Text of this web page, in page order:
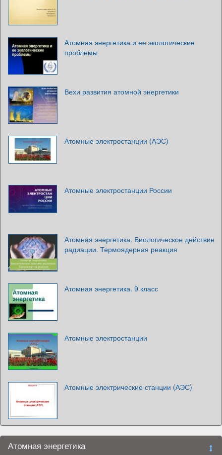
Атомная энергетика и ее экологические
проблемы
Вехи развития атомной энергетики
Атомные электростанции (АЭС)
Атомные электростанции России
Атомная энергетика. Биологическое действие
радиации. Термоядерная реакция
Атомная энергетика. 9 класс
Атомные электростанции
Атомные электрические станции (АЭС)
Атомная энергетика